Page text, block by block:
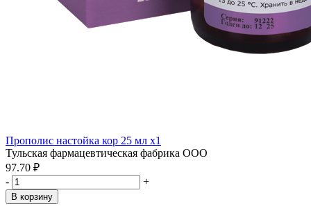
Прополис настойка кор 25 мл x1
Тульская фармацевтическая фабрика ООО
97.70 ₽
-
+
В корзину